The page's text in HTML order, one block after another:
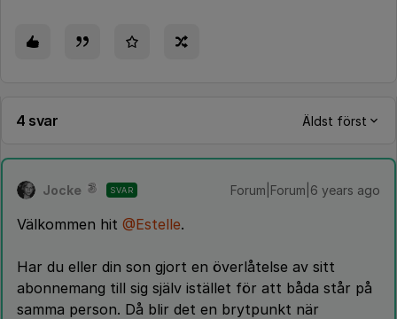
4 svar Äldst först
Jocke SVAR Forum|Forum|6 years ago
Välkommen hit @Estelle.
Har du eller din son gjort en överlåtelse av sitt
abonnemang till sig själv istället för att båda står på
samma person. Då blir det en brytpunkt när